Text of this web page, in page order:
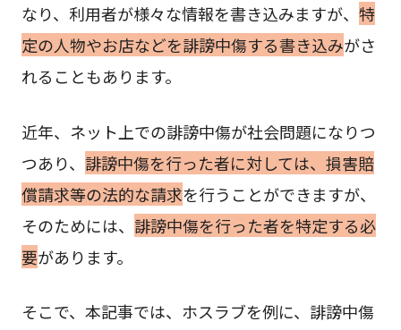
なり、利用者が様々な情報を書き込みますが、 特
定の人物やお店などを誹謗中傷する書き込みがさ
れることもあります。
近年、ネット上での誹謗中傷が社会問題になりつ
つあり、 誹謗中傷を行った者に対しては、損害賠
償請求等の法的な請求を行うことができますが、
そのためには、 誹謗中傷を行った者を特定する必
要があります。
そこで、本記事では、ホスラブを例に、誹謗中傷